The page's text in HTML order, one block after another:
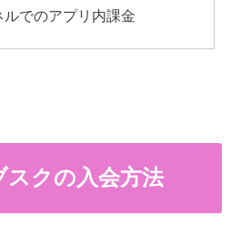
ルでのアプリ内課金
スクの入会方法